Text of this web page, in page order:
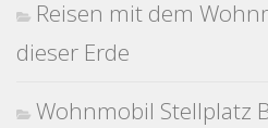
Reisen mit dem
dieser Erde
Wohnmobil Stellplatz